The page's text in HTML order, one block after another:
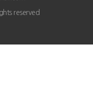
reserved